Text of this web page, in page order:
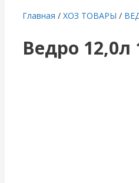
Главная / ХОЗ ТОВАРЫ /
Ведро 12,0л